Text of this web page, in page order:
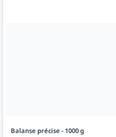
Balanse précise - 1000 g